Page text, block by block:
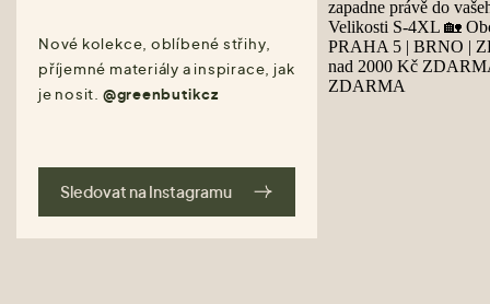
Nové kolekce, oblíbené střihy,
příjemné materiály a inspirace, jak
je nosit. @greenbutikcz
Sledovat na Instagramu